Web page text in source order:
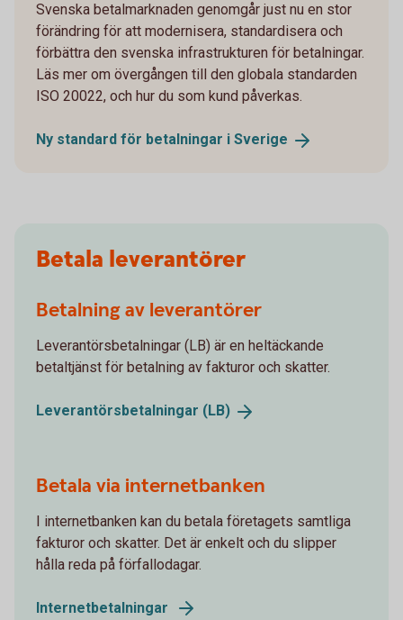
Svenska betalmarknaden genomgår just nu en stor
förändring för att modernisera, standardisera och
förbättra den svenska infrastrukturen för betalningar.
Läs mer om övergången till den globala standarden
ISO 20022, och hur du som kund påverkas.
Ny standard för betalningar i Sverige
Betala leverantörer
Betalning av leverantörer
Leverantörsbetalningar (LB) är en heltäckande
betaltjänst för betalning av fakturor och skatter.
Leverantörsbetalningar (LB)
Betala via internetbanken
I internetbanken kan du betala företagets samtliga
fakturor och skatter. Det är enkelt och du slipper
hålla reda på förfallodagar.
Internetbetalningar